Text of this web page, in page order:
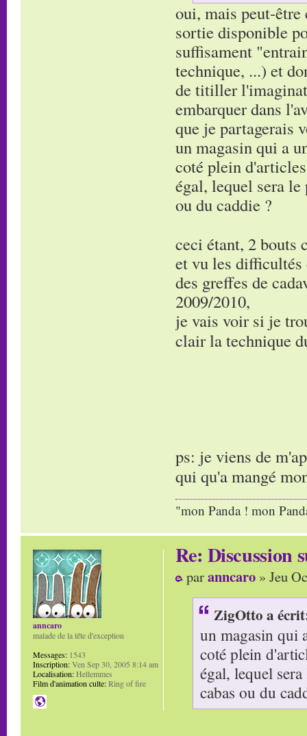
oui, mais peut-être
sortie disponible
suffisament
technique, ...) et
de titiller
embarquer dans
que je partagerais
un magasin qui a
coté plein
égal, lequel sera
ou du caddie ?
ceci étant, 2 bouts
et vu les difficultés
des greffes de
2009/2010,
je vais voir si je
clair la technique
ps: je viens de
qui qu'a mangé
"mon Panda ! mon
Re: Discussion
paranncaro » Jeu
ZigOtto a
un magasin qui
coté plein
égal, lequel
cabas ou du
anncaro
malade de la tête d'exception
Messages: 1543
Inscription:Ven Sep 30, 2005 8:14 am
Localisation:Hellemmes
Film d'animation culte:Ring of fire